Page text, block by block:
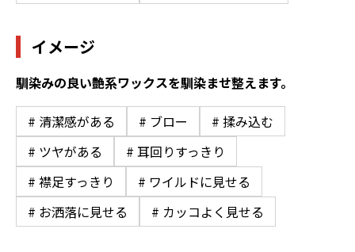
イメージ
馴染みの良い艶系ワックスを馴染ませ整えます。
# 清潔感がある # ブロー
# 揉み込む
# ツヤがある
# 耳回りすっきり
# 襟足すっきり
# ワイルドに見せる
# お洒落に見せる
# カッコよく見せる